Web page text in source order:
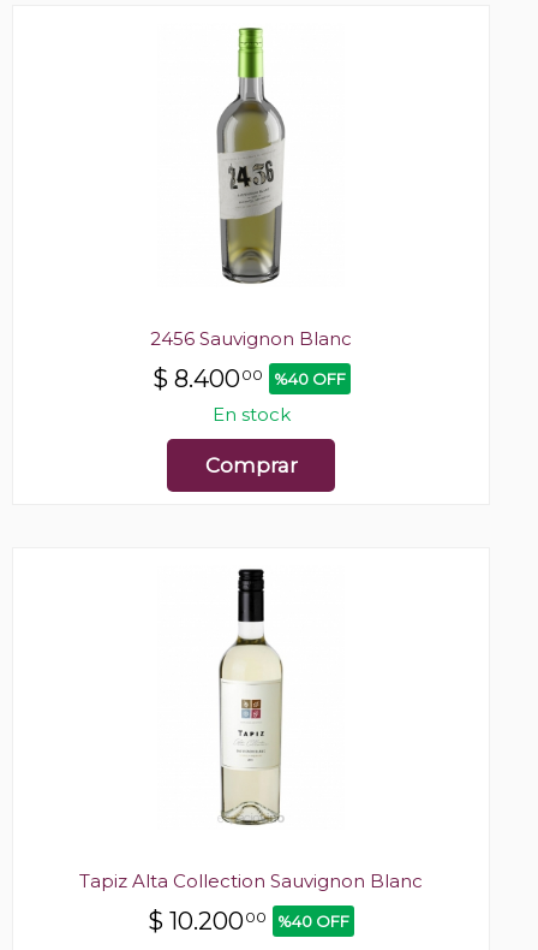
2456 Sauvignon Blanc
$ 8.40000 %40 OFF
En stock
Comprar
Tapiz Alta Collection Sauvignon Blanc
$ 10.20000 %40 OFF